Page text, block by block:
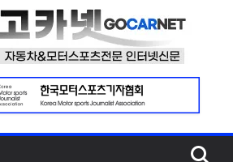
계약 개시
사 ‘기프가프’와 파트너십 체결… 친환경·
모색
아 우주비행사 네스폴리와 ‘미우라 SV’
필름 공개